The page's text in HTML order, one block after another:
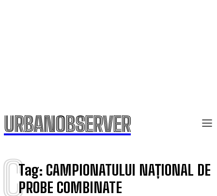
URBANOBSERVER
Tag: CAMPIONATULUI NAȚIONAL DE
PROBE COMBINATE
C